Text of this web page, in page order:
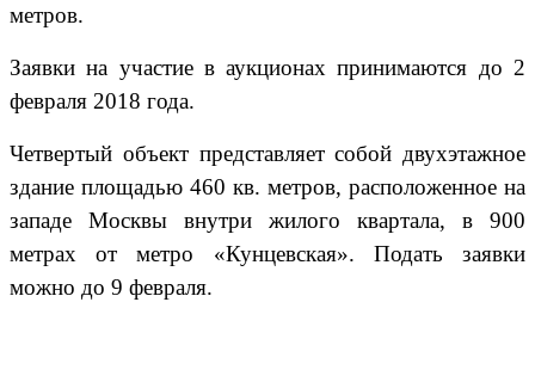
метров.
Заявки на участие в аукционах принимаются до 2
февраля 2018 года.
Четвертый объект представляет собой двухэтажное
здание площадью 460 кв. метров, расположенное на
западе Москвы внутри жилого квартала, в 900
метрах от метро «Кунцевская». Подать заявки
можно до 9 февраля.